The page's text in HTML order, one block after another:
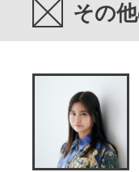
その